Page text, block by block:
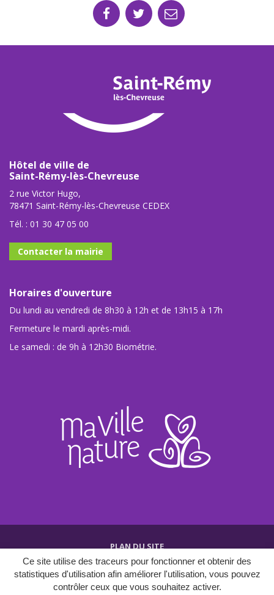
Ce site utilise des traceurs pour fonctionner et obtenir des
statistiques d'utilisation afin améliorer l'utilisation, vous pouvez
contrôler ceux que vous souhaitez activer.
Hôtel de ville de
Saint-Rémy-lès-Chevreuse
2 rue Victor Hugo,
78471 Saint-Rémy-lès-Chevreuse CEDEX
Tél. : 01 30 47 05 00
Contacter la mairie
Horaires d'ouverture
Du lundi au vendredi de 8h30 à 12h et de 13h15 à 17h
Fermeture le mardi après-midi.
Le samedi : de 9h à 12h30 Biométrie.
PLAN DU SITE
CRÉDITS ET MENTIONS
POLITIQUE DE CONFIDENTIALITÉ